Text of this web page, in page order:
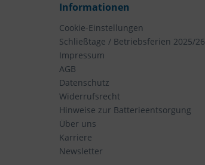
Informationen
Cookie-Einstellungen
Schließtage / Betriebsferien 2025/26
Impressum
AGB
Datenschutz
Widerrufsrecht
Hinweise zur Batterieentsorgung
Über uns
Karriere
Newsletter